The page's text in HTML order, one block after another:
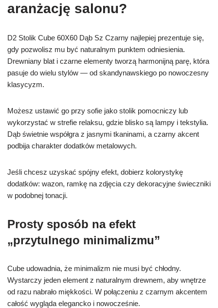
aranżację salonu?
D2 Stolik Cube 60X60 Dąb Sz Czarny najlepiej prezentuje się,
gdy pozwolisz mu być naturalnym punktem odniesienia.
Drewniany blat i czarne elementy tworzą harmonijną parę, która
pasuje do wielu stylów — od skandynawskiego po nowoczesny
klasycyzm.
Możesz ustawić go przy sofie jako stolik pomocniczy lub
wykorzystać w strefie relaksu, gdzie blisko są lampy i tekstylia.
Dąb świetnie współgra z jasnymi tkaninami, a czarny akcent
podbija charakter dodatków metalowych.
Jeśli chcesz uzyskać spójny efekt, dobierz kolorystykę
dodatków: wazon, ramkę na zdjęcia czy dekoracyjne świeczniki
w podobnej tonacji.
Prosty sposób na efekt
„przytulnego minimalizmu”
Cube udowadnia, że minimalizm nie musi być chłodny.
Wystarczy jeden element z naturalnym drewnem, aby wnętrze
od razu nabrało miękkości. W połączeniu z czarnym akcentem
całość wygląda elegancko i nowocześnie.